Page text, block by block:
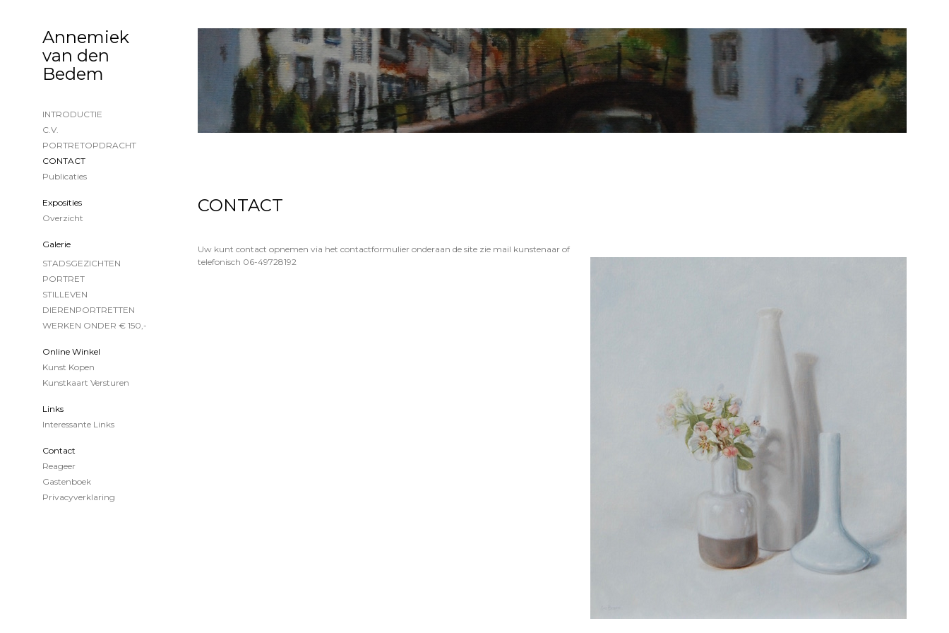
CONTACT
Uw kunt contact opnemen via het contactformulier onderaan de site zie mail kunstenaar of
telefonisch 06-49728192
Annemiek
van den
Bedem
INTRODUCTIE
C.V.
PORTRETOPDRACHT
CONTACT
Publicaties
Exposities
Overzicht
Galerie
STADSGEZICHTEN
PORTRET
STILLEVEN
DIERENPORTRETTEN
WERKEN ONDER € 150,-
Online Winkel
Kunst Kopen
Kunstkaart Versturen
Links
Interessante Links
Contact
Reageer
Gastenboek
Privacyverklaring